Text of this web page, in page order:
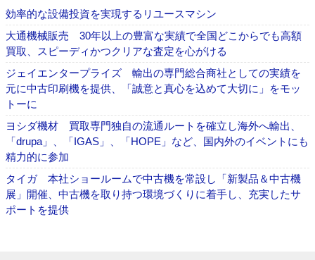
効率的な設備投資を実現するリユースマシン
大通機械販売 30年以上の豊富な実績で全国どこからでも高額
買取、スピーディかつクリアな査定を心がける
ジェイエンタープライズ 輸出の専門総合商社としての実績を
元に中古印刷機を提供、「誠意と真心を込めて大切に」をモッ
トーに
ヨシダ機材 買取専門独自の流通ルートを確立し海外へ輸出、
「drupa」、「IGAS」、「HOPE」など、国内外のイベントにも
精力的に参加
タイガ 本社ショールームで中古機を常設し「新製品＆中古機
展」開催、中古機を取り持つ環境づくりに着手し、充実したサ
ポートを提供